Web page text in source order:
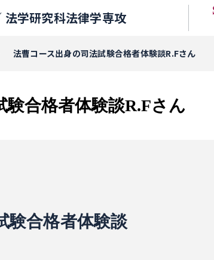
法学研究科法律学専攻
法曹コース出身の司法試験合格者体験談R.Fさん
合格者体験談R.Fさん
験合格者体験談